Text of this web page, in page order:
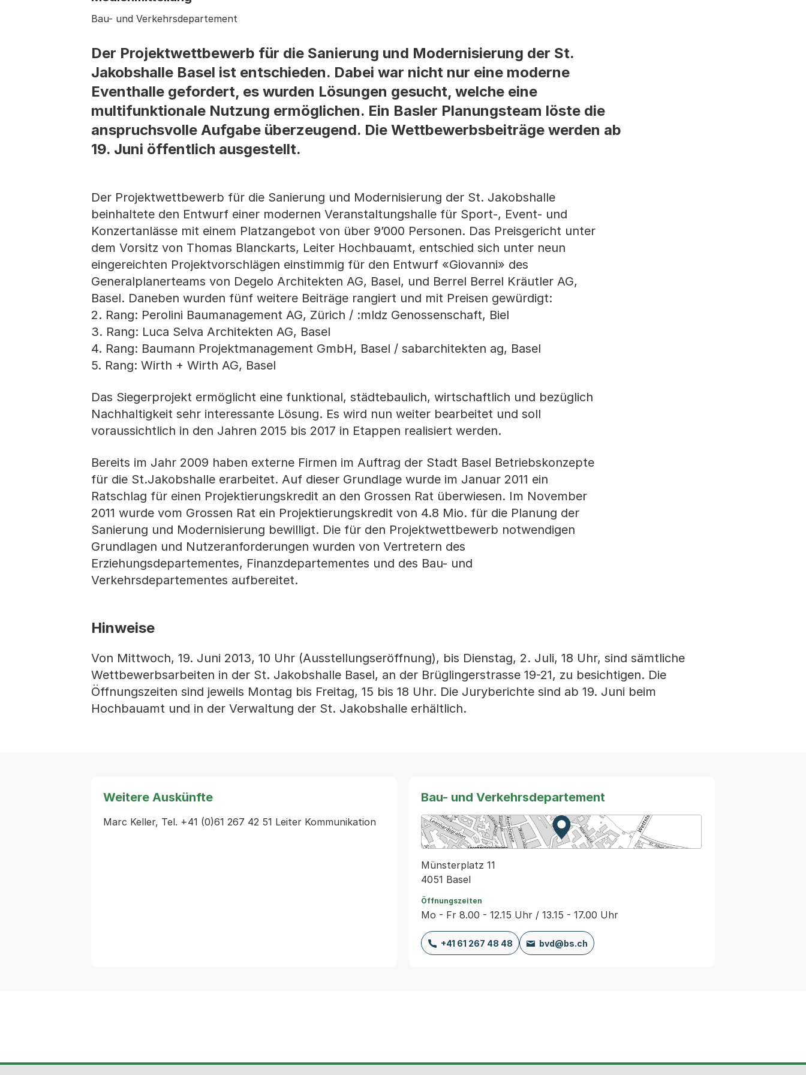
Bau- und Verkehrsdepartement
Der Projektwettbewerb für die Sanierung und Modernisierung der St.
Jakobshalle Basel ist entschieden. Dabei war nicht nur eine moderne
Eventhalle gefordert, es wurden Lösungen gesucht, welche eine
multifunktionale Nutzung ermöglichen. Ein Basler Planungsteam löste die
anspruchsvolle Aufgabe überzeugend. Die Wettbewerbsbeiträge werden ab
19. Juni öffentlich ausgestellt.
Der Projektwettbewerb für die Sanierung und Modernisierung der St. Jakobshalle
beinhaltete den Entwurf einer modernen Veranstaltungshalle für Sport-, Event- und
Konzertanlässe mit einem Platzangebot von über 9’000 Personen. Das Preisgericht unter
dem Vorsitz von Thomas Blanckarts, Leiter Hochbauamt, entschied sich unter neun
eingereichten Projektvorschlägen einstimmig für den Entwurf «Giovanni» des
Generalplanerteams von Degelo Architekten AG, Basel, und Berrel Berrel Kräutler AG,
Basel. Daneben wurden fünf weitere Beiträge rangiert und mit Preisen gewürdigt:
2. Rang: Perolini Baumanagement AG, Zürich / :mldz Genossenschaft, Biel
3. Rang: Luca Selva Architekten AG, Basel
4. Rang: Baumann Projektmanagement GmbH, Basel / sabarchitekten ag, Basel
5. Rang: Wirth + Wirth AG, Basel
Das Siegerprojekt ermöglicht eine funktional, städtebaulich, wirtschaftlich und bezüglich
Nachhaltigkeit sehr interessante Lösung. Es wird nun weiter bearbeitet und soll
voraussichtlich in den Jahren 2015 bis 2017 in Etappen realisiert werden.
Bereits im Jahr 2009 haben externe Firmen im Auftrag der Stadt Basel Betriebskonzepte
für die St.Jakobshalle erarbeitet. Auf dieser Grundlage wurde im Januar 2011 ein
Ratschlag für einen Projektierungskredit an den Grossen Rat überwiesen. Im November
2011 wurde vom Grossen Rat ein Projektierungskredit von 4.8 Mio. für die Planung der
Sanierung und Modernisierung bewilligt. Die für den Projektwettbewerb notwendigen
Grundlagen und Nutzeranforderungen wurden von Vertretern des
Erziehungsdepartementes, Finanzdepartementes und des Bau- und
Verkehrsdepartementes aufbereitet.
Hinweise
Von Mittwoch, 19. Juni 2013, 10 Uhr (Ausstellungseröffnung), bis Dienstag, 2. Juli, 18 Uhr, sind sämtliche
Wettbewerbsarbeiten in der St. Jakobshalle Basel, an der Brüglingerstrasse 19-21, zu besichtigen. Die
Öffnungszeiten sind jeweils Montag bis Freitag, 15 bis 18 Uhr. Die Juryberichte sind ab 19. Juni beim
Hochbauamt und in der Verwaltung der St. Jakobshalle erhältlich.
Weitere Auskünfte
Marc Keller, Tel. +41 (0)61 267 42 51 Leiter Kommunikation
Bau- und Verkehrsdepartement
Zur Karte von MapBS.
Externer Link, wird in einem neuen Tab oder
Münsterplatz 11
4051 Basel
Öffnungszeiten
Mo - Fr 8.00 - 12.15 Uhr / 13.15 - 17.00 Uhr
+41 61 267 48 48 bvd@bs.ch